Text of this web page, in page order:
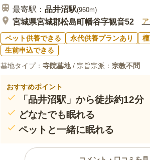
軽にご見学ください。
最寄駅： 品井沼駅(960m)
宮城県宮城郡松島町幡谷字観音52
ペット供養できる 永代供養プランあり
生前申込できる
墓地タイプ： 寺院墓地/ 宗旨宗派： 宗教不問
おすすめポイント
「品井沼駅」から徒歩約12分
どなたでも眠れる
ペットと一緒に眠れる